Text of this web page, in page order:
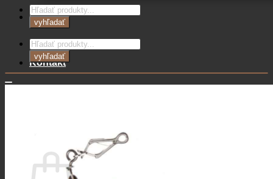
Blog
Kontakt
Products
search
vyhľadať
Products
search
vyhľadať